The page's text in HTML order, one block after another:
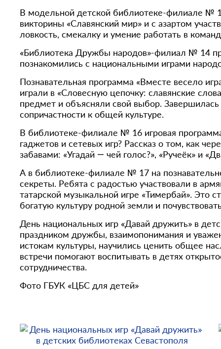
В модельной детской библиотеке-филиале №
викторины «Славянский мир» и с азартом
ловкость, смекалку и умение работать в
«Библиотека Дружбы народов»-филиал № 14
познакомились с национальными играми
Познавательная программа «Вместе весело
играли в «Словесную цепочку: славянские
предмет и объясняли свой выбор.
сопричастности к общей культуре.
В библиотеке-филиале № 16 игровая
гаджетов и сетевых игр? Рассказ о том, как
забавами: «Угадай — чей голос?», «Ручеёк» и
А в библиотеке-филиале № 17 на
секреты. Ребята с радостью участвовали в
татарской музыкальной игре «Тимербай». Это
богатую культуру родной земли и
День национальных игр «Давай дружить» в
праздником дружбы, взаимопонимания и
истокам культуры, научились ценить общее
встречи помогают воспитывать в детях
сотрудничества.
Фото ГБУК «ЦБС для детей»